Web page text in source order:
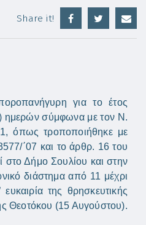
Share it!
για το έτος
ημερών σύμφωνα με τον Ν.
όπως τροποποιήθηκε με
΄07 και το άρθρ. 16 του
στο Δήμο Σουλίου και στην
διάστημα από 11 μέχρι
της θρησκευτικής
Θεοτόκου (15 Αυγούστου).